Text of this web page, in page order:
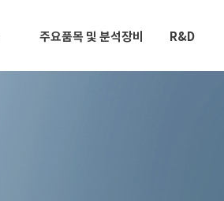
주요품목 및 분석장비 R&D